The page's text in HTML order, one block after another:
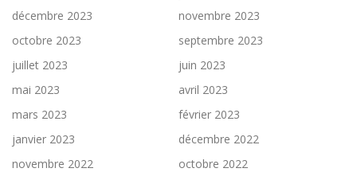
décembre 2023
novembre 2023
octobre 2023
septembre 2023
juillet 2023
juin 2023
mai 2023
avril 2023
mars 2023
février 2023
janvier 2023
décembre 2022
novembre 2022
octobre 2022